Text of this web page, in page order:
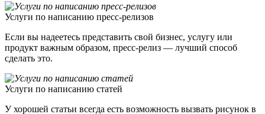
Услуги по написанию пресс-релизов
Если вы надеетесь представить свой бизнес, услугу или
продукт важным образом, пресс-релиз — лучший способ
сделать это.
Услуги по написанию статей
У хорошей статьи всегда есть возможность вызвать рисунок в